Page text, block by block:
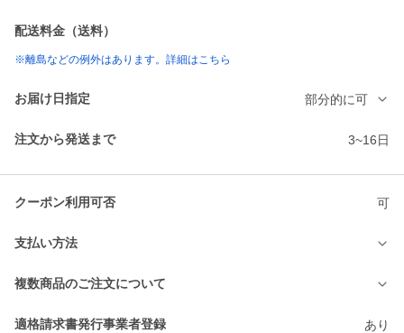
配送料金（送料）
※離島などの例外はあります。詳細はこちら
お届け日指定 部分的に可
注文から発送まで 3~16日
クーポン利用可否 可
支払い方法
複数商品のご注文について
適格請求書発行事業者登録 あり